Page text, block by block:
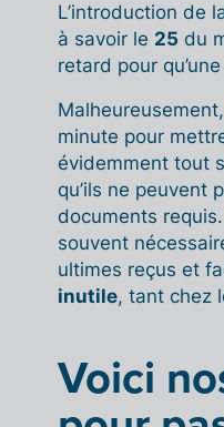
L’introduction de
à savoir le 25 du
retard pour
minute pour
évidemment tout
qu’ils ne peuvent
documents
souvent
ultimes reçus et
inutile, tant chez
Voici